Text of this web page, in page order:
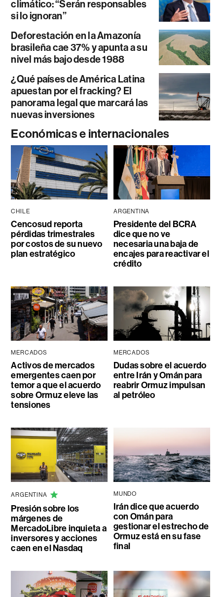
climático: “Serán responsables
si lo ignoran”
Deforestación en la Amazonía
brasileña cae 37% y apunta a su
nivel más bajo desde 1988
¿Qué países de América Latina
apuestan por el fracking? El
panorama legal que marcará las
nuevas inversiones
Económicas e internacionales
CHILE
Cencosud reporta
pérdidas trimestrales
por costos de su nuevo
plan estratégico
ARGENTINA
Presidente del BCRA
dice que no ve
necesaria una baja de
encajes para reactivar el
crédito
MERCADOS
Activos de mercados
emergentes caen por
temor a que el acuerdo
sobre Ormuz eleve las
tensiones
MERCADOS
Dudas sobre el acuerdo
entre Irán y Omán para
reabrir Ormuz impulsan
al petróleo
ARGENTINA
Presión sobre los
márgenes de
MercadoLibre inquieta a
inversores y acciones
caen en el Nasdaq
MUNDO
Irán dice que acuerdo
con Omán para
gestionar el estrecho de
Ormuz está en su fase
final